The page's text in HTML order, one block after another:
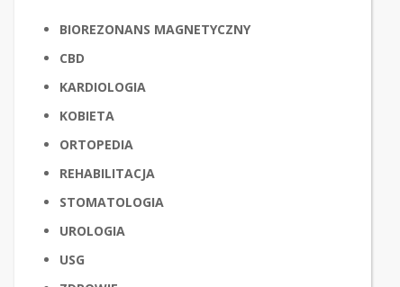
BIOREZONANS MAGNETYCZNY
CBD
KARDIOLOGIA
KOBIETA
ORTOPEDIA
REHABILITACJA
STOMATOLOGIA
UROLOGIA
USG